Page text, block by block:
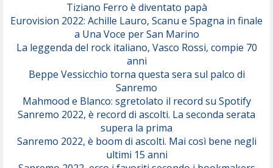
Serenamente
Tiziano Ferro è diventato papà
Eurovision 2022: Achille Lauro, Scanu e Spagna in finale
a Una Voce per San Marino
La leggenda del rock italiano, Vasco Rossi, compie 70
anni
Beppe Vessicchio torna questa sera sul palco di
Sanremo
Mahmood e Blanco: sgretolato il record su Spotify
Sanremo 2022, è record di ascolti. La seconda serata
supera la prima
Sanremo 2022, è boom di ascolti. Mai così bene negli
ultimi 15 anni